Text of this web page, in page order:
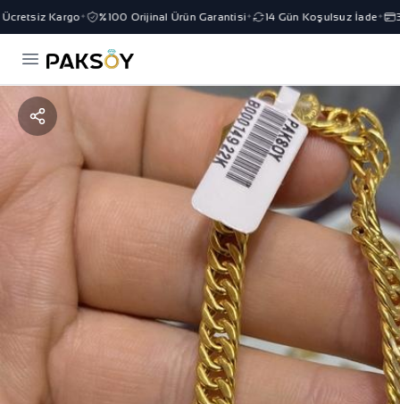
Kargo✦ %100 Orijinal Ürün Garantisi✦ 14 Gün Koşulsuz İade✦ 3